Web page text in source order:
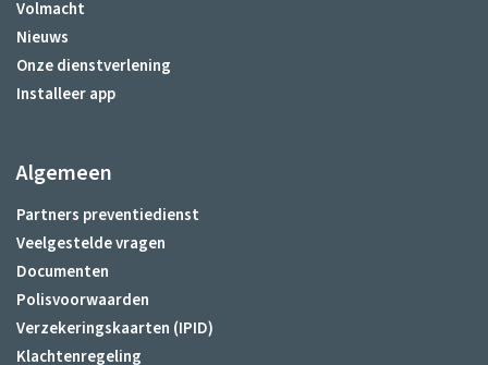
Volmacht
Nieuws
Onze dienstverlening
Installeer app
Algemeen
Partners preventiedienst
Veelgestelde vragen
Documenten
Polisvoorwaarden
Verzekeringskaarten (IPID)
Klachtenregeling